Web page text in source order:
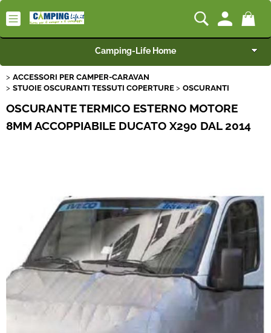
Camping-Life Home
Articoli per Camper e Caravan
Articoli per Furgonati e Van
BEST SELLER
Rimorchi
Nautica
Offerte Del mese
Fineserie e Occasioni
ACCESSORI PER CAMPER-CARAVAN
STUOIE OSCURANTI TESSUTI COPERTURE
OSCURANTI
OSCURANTE TERMICO ESTERNO MOTORE
8MM ACCOPPIABILE DUCATO X290 DAL 2014